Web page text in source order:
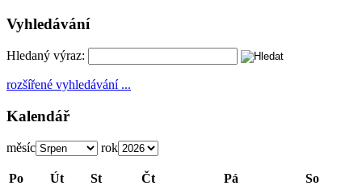
Vyhledávání
Hledaný výraz:
rozšířené vyhledávání ...
Kalendář
měsíc rok
Po Út St Čt Pá So